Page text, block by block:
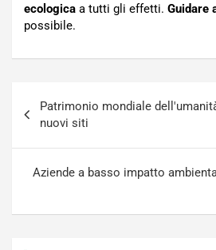
ecologica a tutti gli effetti. Guidare
possibile.
articoli
Patrimonio mondiale
nuovi siti
Aziende a basso impatto